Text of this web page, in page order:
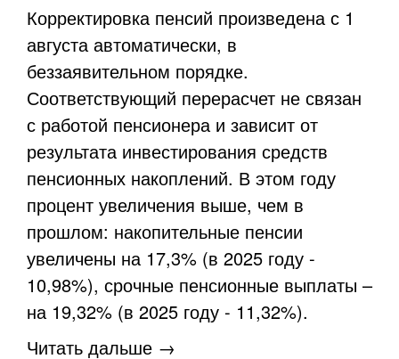
Корректировка пенсий произведена с 1
августа автоматически, в
беззаявительном порядке.
Соответствующий перерасчет не связан
с работой пенсионера и зависит от
результата инвестирования средств
пенсионных накоплений. В этом году
процент увеличения выше, чем в
прошлом: накопительные пенсии
увеличены на 17,3% (в 2025 году -
10,98%), срочные пенсионные выплаты –
на 19,32% (в 2025 году - 11,32%).
Читать дальше →